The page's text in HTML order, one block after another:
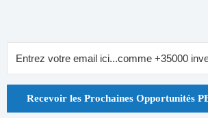
Recevoir les Prochaines Opportunités